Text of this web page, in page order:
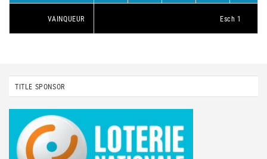
VAINQUEUR Esch 1
TITLE SPONSOR